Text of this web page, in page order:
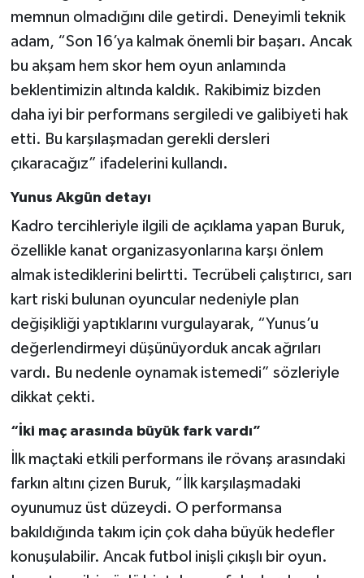
memnun olmadığını dile getirdi. Deneyimli teknik
adam, “Son 16’ya kalmak önemli bir başarı. Ancak
bu akşam hem skor hem oyun anlamında
beklentimizin altında kaldık. Rakibimiz bizden
daha iyi bir performans sergiledi ve galibiyeti hak
etti. Bu karşılaşmadan gerekli dersleri
çıkaracağız” ifadelerini kullandı.
Yunus Akgün detayı
Kadro tercihleriyle ilgili de açıklama yapan Buruk,
özellikle kanat organizasyonlarına karşı önlem
almak istediklerini belirtti. Tecrübeli çalıştırıcı, sarı
kart riski bulunan oyuncular nedeniyle plan
değişikliği yaptıklarını vurgulayarak, “Yunus’u
değerlendirmeyi düşünüyorduk ancak ağrıları
vardı. Bu nedenle oynamak istemedi” sözleriyle
dikkat çekti.
“İki maç arasında büyük fark vardı”
İlk maçtaki etkili performans ile rövanş arasındaki
farkın altını çizen Buruk, “İlk karşılaşmadaki
oyunumuz üst düzeydi. O performansa
bakıldığında takım için çok daha büyük hedefler
konuşulabilir. Ancak futbol inişli çıkışlı bir oyun.